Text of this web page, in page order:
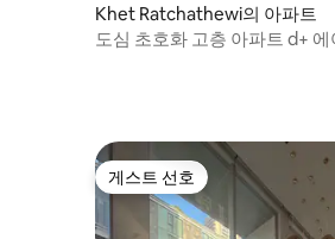
Khet Ratchathewi의 아파트
도심 초호화 고층 아파트 d+ 에
게스트 선호
게스트 선호